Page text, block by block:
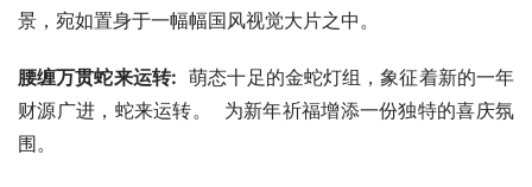
景，宛如置身于一幅幅国风视觉大片之中。
腰缠万贯蛇来运转:
  萌态十足的金蛇灯组，象征着新的一年
财源广进，蛇来运转。  为新年祈福增添一份独特的喜庆氛
围。